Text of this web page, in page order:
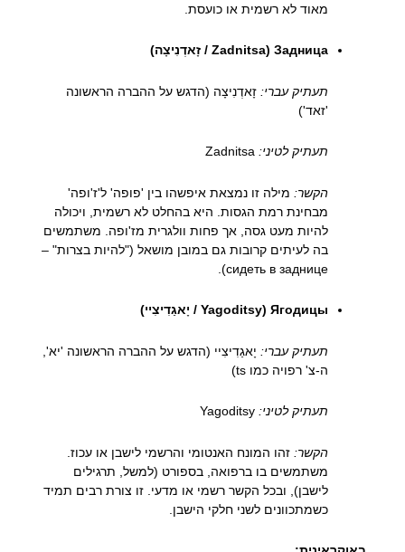
מאוד לא רשמית או כועסת.
Задница (Zadnitsa / זָאדְנִיצָה)
תעתיק עברי: זָאדְנִיצָה (הדגש על ההברה הראשונה
'זאד')
תעתיק לטיני:Zadnitsa
הקשר: מילה זו נמצאת איפשהו בין 'פופה' ל'ז'ופה'
מבחינת רמת הגסות. היא בהחלט לא רשמית, ויכולה
להיות מעט גסה, אך פחות וולגרית מז'ופה. משתמשים
בה לעיתים קרובות גם במובן מושאל ("להיות בצרות" –
сидеть в заднице).
Ягодицы (Yagoditsy / יָאגַדִיצִיי)
תעתיק עברי: יָאגַדִיצִיי (הדגש על ההברה הראשונה 'יא',
ה-צ' רפויה כמו ts)
תעתיק לטיני:Yagoditsy
הקשר: זהו המונח האנטומי והרשמי לישבן או עכוז.
משתמשים בו ברפואה, בספורט (למשל, תרגילים
לישבן), ובכל הקשר רשמי או מדעי. זו צורת רבים תמיד
כשמתכוונים לשני חלקי הישבן.